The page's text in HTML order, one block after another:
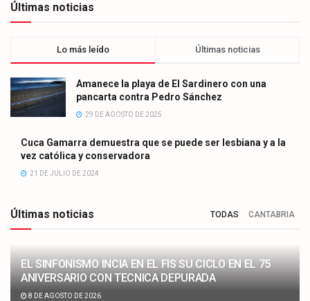
Últimas noticias
Lo más leído Últimas noticias
Amanece la playa de El Sardinero con una
pancarta contra Pedro Sánchez
29 DE AGOSTO DE 2025
Cuca Gamarra demuestra que se puede ser lesbiana y a la
vez católica y conservadora
21 DE JULIO DE 2024
Últimas noticias TODAS CANTABRIA
EL SINFONISMO INCIA EN EL FIS SU CICLO EN EL 75
ANIVERSARIO CON TECNICA DEPURADA
8 DE AGOSTO DE 2026